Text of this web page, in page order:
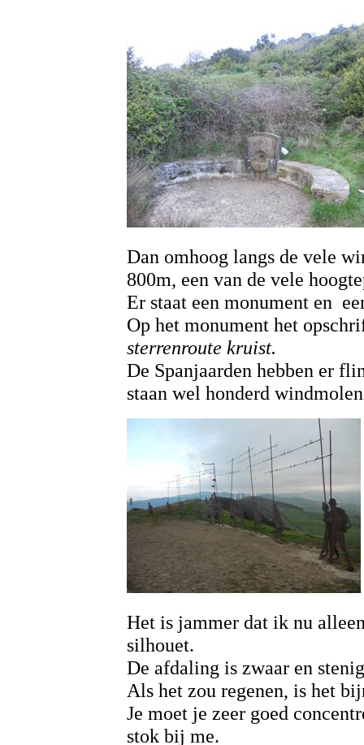
Dan omhoog langs de vele
800m, een van de vele
Er staat een monument en
Op het monument het
sterrenroute kruist.
De Spanjaarden hebben er
staan wel honderd
Het is jammer dat ik nu
silhouet.
De afdaling is zwaar en
Als het zou regenen, is het
Je moet je zeer goed
stok bij me.